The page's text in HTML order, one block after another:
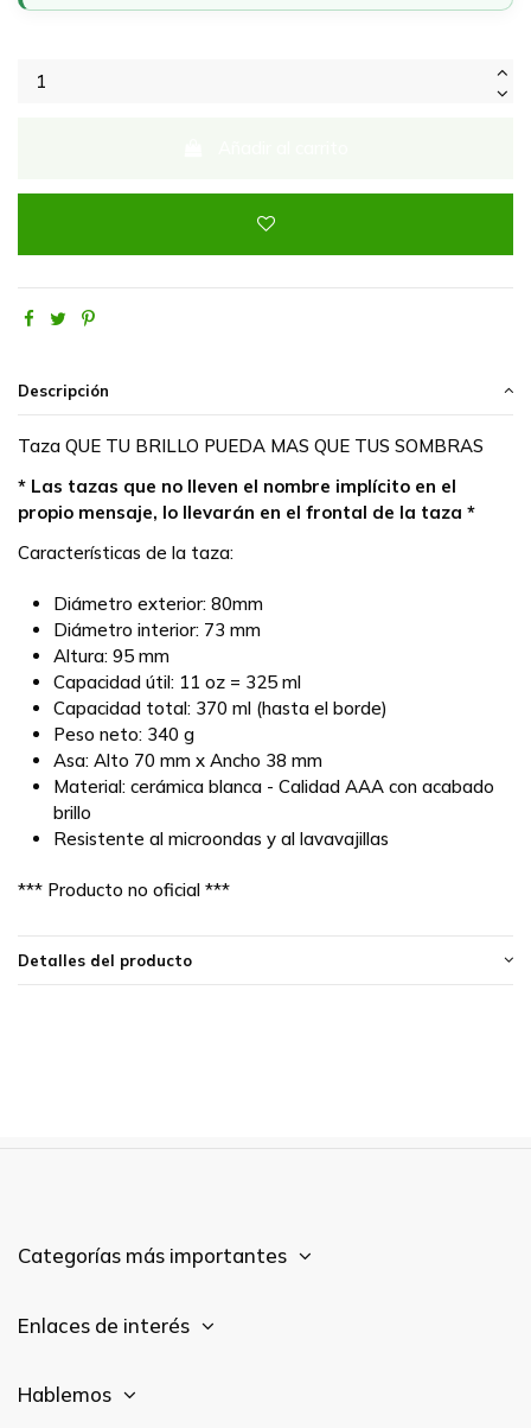
Descripción
Taza QUE TU BRILLO PUEDA MAS QUE TUS SOMBRAS
* Las tazas que no lleven el nombre implícito en el
propio mensaje, lo llevarán en el frontal de la taza *
Características de la taza:
Diámetro exterior: 80mm
Diámetro interior: 73 mm
Altura: 95 mm
Capacidad útil: 11 oz = 325 ml
Capacidad total: 370 ml (hasta el borde)
Peso neto: 340 g
Asa: Alto 70 mm x Ancho 38 mm
Material: cerámica blanca - Calidad AAA con acabado
brillo
Resistente al microondas y al lavavajillas
*** Producto no oficial ***
Detalles del producto
Categorías más importantes
Enlaces de interés
Hablemos